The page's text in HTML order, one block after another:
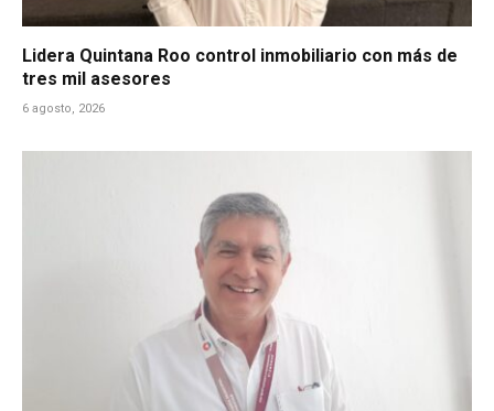
Lidera Quintana Roo control inmobiliario con más de
tres mil asesores
6 agosto, 2026